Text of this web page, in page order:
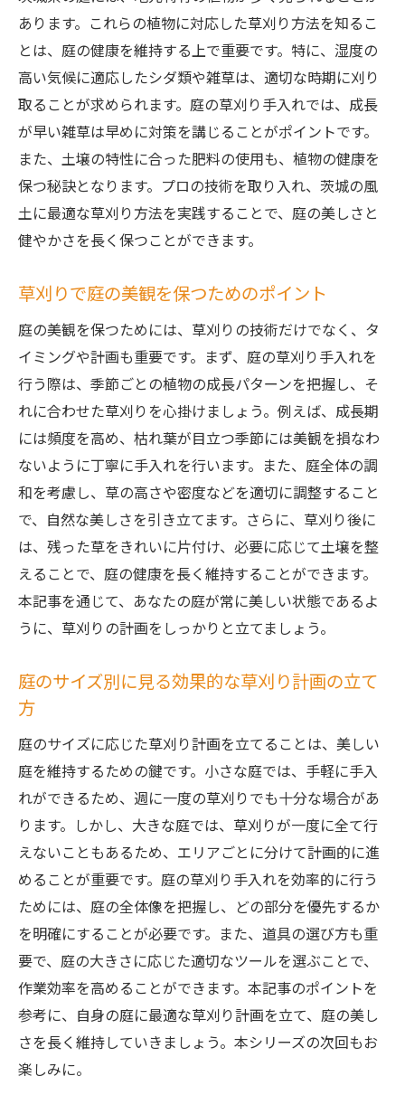
庭の特性に応じた草刈りアプローチ
プロの庭師が教える草刈りでの失敗を避け
る方法
草刈りによる庭の健康維持法
庭の美しさを長持ちさせるための草刈りの
秘訣
草刈り後にすべきアフターメンテナンス法
効率的な庭の草刈り手入れで時間と労力を節約
する方法
管理法
草刈りに必要な準備を効率化する方法
庭の手入れにおける草刈りの優先順位の付
け方
草刈りでの無駄を削減するための道具の選
び方
庭の状態に合わせた草刈り頻度の見直し
効率的な草刈り作業のためのプロのヒント
プロの技術を活用した庭の草刈り手入れで美観
を維持する
プロの技術を取り入れた草刈り方法の紹介
庭の草刈りにおける技術革新とその活用法
果
プロのフィードバックを活かした庭の草刈
り改善法
庭の景観を守るための草刈りの技術的工夫
茨城県の庭の草刈り手入れ実践例と成功事例
実例から学ぶ茨城県の草刈り成功事例
地域の特性を活かした草刈り手法の事例紹
介
草刈りにおける成功事例から学ぶポイント
プロが選ぶ茨城県での草刈り成功事例とそ
の理由
草刈りで得られる庭の価値向上事例
あります。これらの植物に対応した草刈り方法を知るこ
とは、庭の健康を維持する上で重要です。特に、湿度の
高い気候に適応したシダ類や雑草は、適切な時期に刈り
取ることが求められます。庭の草刈り手入れでは、成長
が早い雑草は早めに対策を講じることがポイントです。
また、土壌の特性に合った肥料の使用も、植物の健康を
保つ秘訣となります。プロの技術を取り入れ、茨城の風
土に最適な草刈り方法を実践することで、庭の美しさと
健やかさを長く保つことができます。
草刈りで庭の美観を保つためのポイント
庭の美観を保つためには、草刈りの技術だけでなく、タ
イミングや計画も重要です。まず、庭の草刈り手入れを
行う際は、季節ごとの植物の成長パターンを把握し、そ
れに合わせた草刈りを心掛けましょう。例えば、成長期
には頻度を高め、枯れ葉が目立つ季節には美観を損なわ
ないように丁寧に手入れを行います。また、庭全体の調
和を考慮し、草の高さや密度などを適切に調整すること
で、自然な美しさを引き立てます。さらに、草刈り後に
は、残った草をきれいに片付け、必要に応じて土壌を整
えることで、庭の健康を長く維持することができます。
本記事を通じて、あなたの庭が常に美しい状態であるよ
うに、草刈りの計画をしっかりと立てましょう。
庭のサイズ別に見る効果的な草刈り計画の立て
方
庭のサイズに応じた草刈り計画を立てることは、美しい
庭を維持するための鍵です。小さな庭では、手軽に手入
れができるため、週に一度の草刈りでも十分な場合があ
ります。しかし、大きな庭では、草刈りが一度に全て行
えないこともあるため、エリアごとに分けて計画的に進
めることが重要です。庭の草刈り手入れを効率的に行う
ためには、庭の全体像を把握し、どの部分を優先するか
を明確にすることが必要です。また、道具の選び方も重
要で、庭の大きさに応じた適切なツールを選ぶことで、
作業効率を高めることができます。本記事のポイントを
参考に、自身の庭に最適な草刈り計画を立て、庭の美し
さを長く維持していきましょう。本シリーズの次回もお
楽しみに。